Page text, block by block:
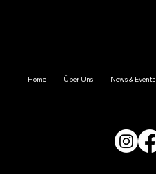
Home Über Uns News & Events